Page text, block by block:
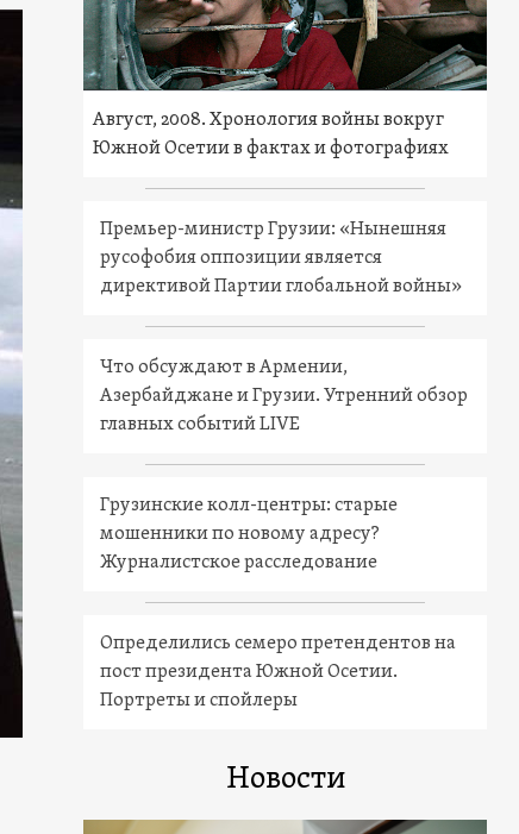
Август, 2008. Хронология войны вокруг
Южной Осетии в фактах и фотографиях
Премьер-министр Грузии: «Нынешняя
русофобия оппозиции является
директивой Партии глобальной войны»
Что обсуждают в Армении,
Азербайджане и Грузии. Утренний обзор
главных событий LIVE
Грузинские колл-центры: старые
мошенники по новому адресу?
Журналистское расследование
Определились семеро претендентов на
пост президента Южной Осетии.
Портреты и спойлеры
Новости